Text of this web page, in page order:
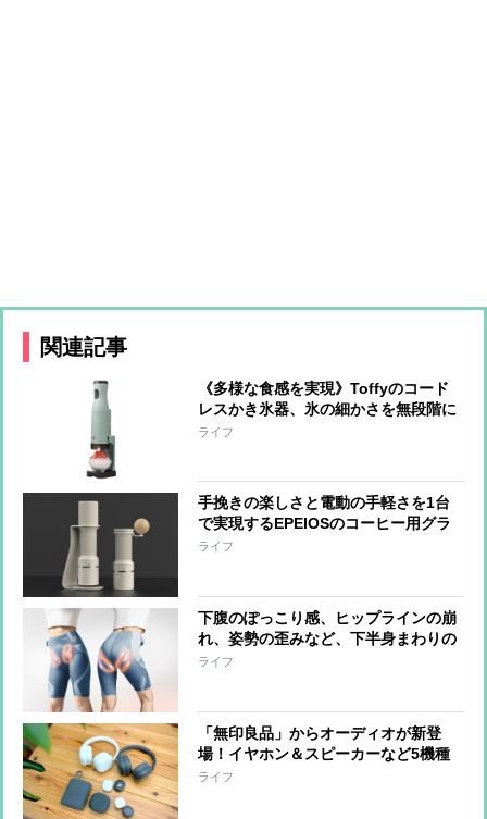
関連記事
《多様な食感を実現》Toffyのコード
レスかき氷器、氷の細かさを無段階に
調整可能 冷製パスタ、そうめん、サ
ライフ
手挽きの楽しさと電動の手軽さを1台
で実現するEPEIOSのコーヒー用グラ
インダー『Essence Duo』 世界一の
ライフ
下腹のぽっこり感、ヒップラインの崩
れ、姿勢の歪みなど、下半身まわりの
悩みに、はくだけでアプローチするシ
ライフ
「無印良品」からオーディオが新登
場！イヤホン＆スピーカーなど5機種
をひと足先に体験
ライフ